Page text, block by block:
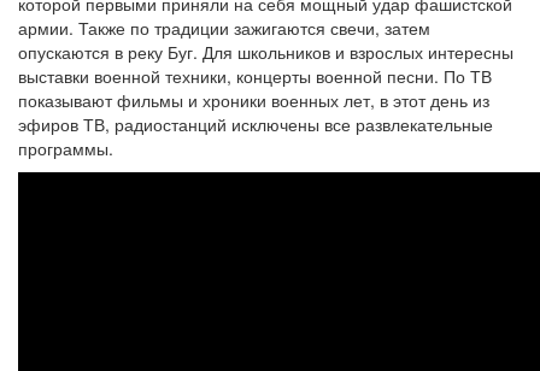
армии. Также по традиции зажигаются свечи, затем
опускаются в реку Буг. Для школьников и взрослых интересны
выставки военной техники, концерты военной песни. По ТВ
показывают фильмы и хроники военных лет, в этот день из
эфиров ТВ, радиостанций исключены все развлекательные
программы.